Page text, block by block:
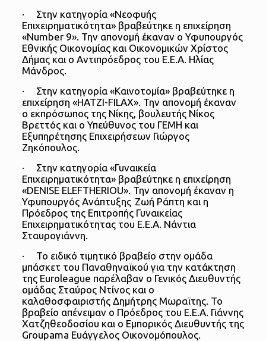
· Στην κατηγορία «Νεοφυής
Επιχειρηματικότητα» βραβεύτηκε η επιχείρηση
«Number 9». Την απονομή έκαναν ο Υφυπουργός
Εθνικής Οικονομίας και Οικονομικών Χρίστος
Δήμας και ο Αντιπρόεδρος του Ε.Ε.Α. Ηλίας
Μάνδρος.
· Στην κατηγορία «Καινοτομία» βραβεύτηκε η
επιχείρηση «HATZI-FILAX». Την απονομή έκαναν
ο εκπρόσωπος της Νίκης, βουλευτής Νίκος
Βρεττός και ο Υπεύθυνος του ΓΕΜΗ και
Εξυπηρέτησης Επιχειρήσεων Γιώργος
Ζηκόπουλος.
· Στην κατηγορία «Γυναικεία
Επιχειρηματικότητα» βραβεύτηκε η επιχείρηση
«DENISE ELEFTHERIOU». Την απονομή έκαναν η
Υφυπουργός Ανάπτυξης Ζωή Ράπτη και η
Πρόεδρος της Επιτροπής Γυναικείας
Επιχειρηματικότητας του Ε.Ε.Α. Νάντια
Σταυρογιάννη.
· Το ειδικό τιμητικό βραβείο στην ομάδα
μπάσκετ του Παναθηναϊκού για την κατάκτηση
της Euroleague παρέλαβαν ο Γενικός Διευθυντής
ομάδας Σταύρος Ντίνος και ο
καλαθοσφαιριστής Δημήτρης Μωραϊτης. Το
βραβείο απένειμαν ο Πρόεδρος του Ε.Ε.Α. Γιάννης
Χατζηθεοδοσίου και ο Εμπορικός Διευθυντής της
Groupama Ευάγγελος Οικονομόπουλος.